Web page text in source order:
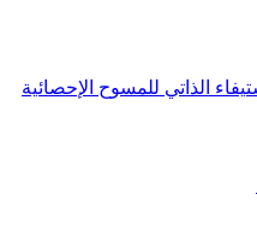
الذاتي للمسوح الإحصائية